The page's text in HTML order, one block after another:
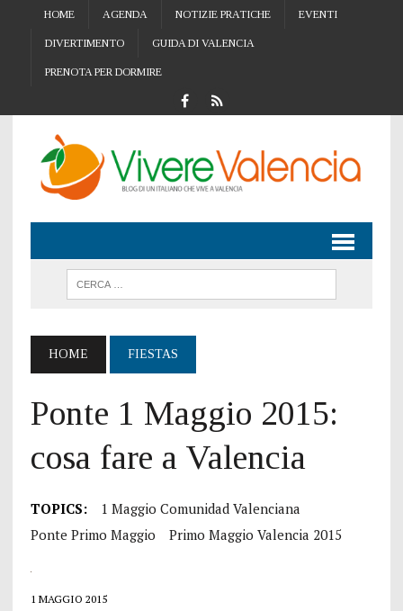
HOME AGENDA NOTIZIE PRATICHE EVENTI
DIVERTIMENTO GUIDA DI VALENCIA
PRENOTA PER DORMIRE
HOME FIESTAS
Ponte 1 Maggio 2015:
cosa fare a Valencia
TOPICS:
1 Maggio Comunidad Valenciana
Ponte Primo Maggio
Primo Maggio Valencia 2015
1 MAGGIO 2015